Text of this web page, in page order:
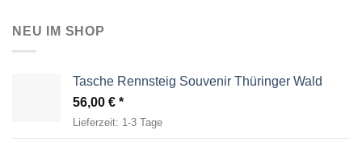
NEU IM SHOP
Tasche Rennsteig Souvenir Thüringer Wald
56,00 €
Lieferzeit: 1-3 Tage